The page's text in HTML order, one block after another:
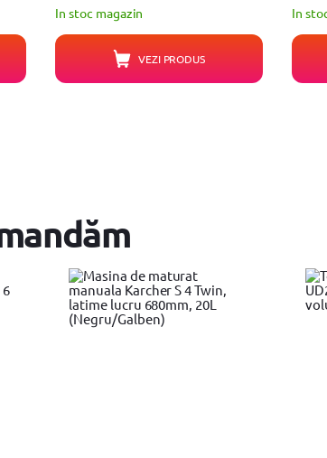
In stoc magazin
VEZI PRODUS
In